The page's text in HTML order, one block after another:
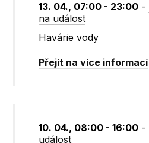
13. 04., 07:00 - 23:00 -
na událost
Havárie vody
Přejít na více informací
10. 04., 08:00 - 16:00 -
událost